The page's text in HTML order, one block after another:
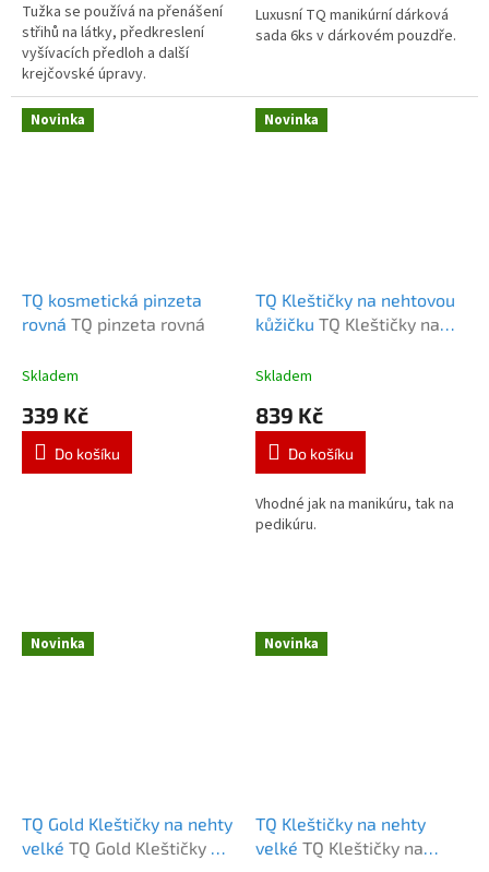
Tužka se používá na přenášení
střihů na látky, předkreslení
vyšívacích předloh a další
krejčovské úpravy.
Luxusní TQ manikúrní dárková
sada 6ks v dárkovém pouzdře.
Novinka
TQ kosmetická pinzeta
rovná TQ pinzeta rovná
Skladem
339 Kč
Do košíku
Novinka
TQ Kleštičky na nehtovou
kůžičku TQ Kleštičky na
Skladem
839 Kč
Do košíku
Vhodné jak na manikúru, tak na
pedikúru.
Novinka
TQ Gold Kleštičky na nehty
velké TQ Gold Kleštičky na
Novinka
TQ Kleštičky na nehty
velké TQ Kleštičky na